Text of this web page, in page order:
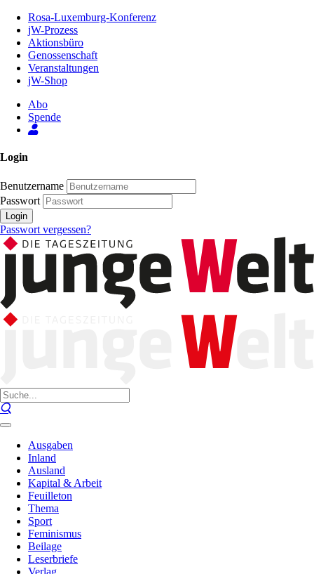
Inhalt
Seite
Rosa-Luxemburg-Konferenz
jW-Prozess
Aktionsbüro
Genossenschaft
Veranstaltungen
jW-Shop
Abo
Spende
Login
Benutzername
Passwort
Login
Passwort vergessen?
Ausgaben
Inland
Ausland
Kapital & Arbeit
Feuilleton
Thema
Sport
Feminismus
Beilage
Leserbriefe
Verlag